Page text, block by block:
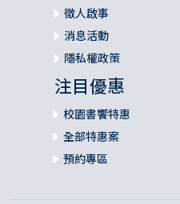
徵人啟事
消息活動
隱私權政策
注目優惠
校園書饗特惠
全部特惠案
預約專區